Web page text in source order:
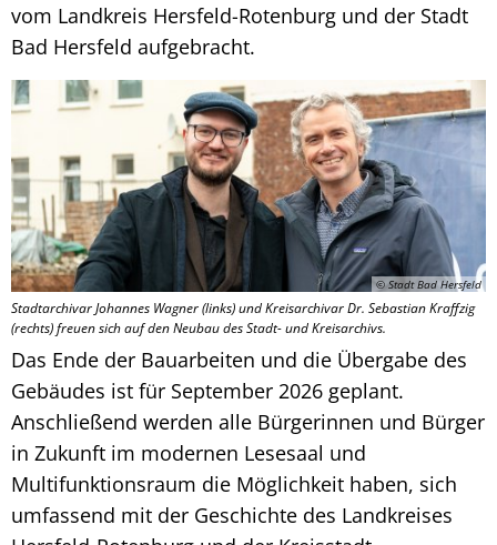
vom Landkreis Hersfeld-Rotenburg und der Stadt
Bad Hersfeld aufgebracht.
© Stadt Bad Hersfeld
Stadtarchivar Johannes Wagner (links) und Kreisarchivar Dr. Sebastian Kraffzig
(rechts) freuen sich auf den Neubau des Stadt- und Kreisarchivs.
Das Ende der Bauarbeiten und die Übergabe des
Gebäudes ist für September 2026 geplant.
Anschließend werden alle Bürgerinnen und Bürger
in Zukunft im modernen Lesesaal und
Multifunktionsraum die Möglichkeit haben, sich
umfassend mit der Geschichte des Landkreises